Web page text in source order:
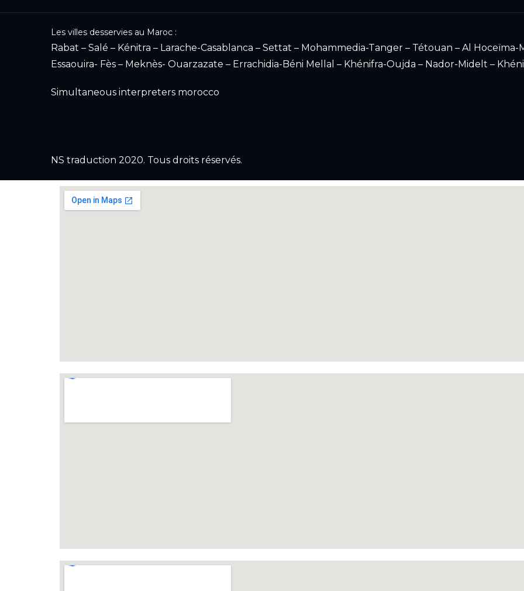
Les villes desservies au Maroc :
Rabat – Salé – Kénitra – Larache-Casablanca – Settat – Mohammedia-Tanger – Tétouan – Al
Essaouira- Fès – Meknès- Ouarzazate – Errachidia-Béni Mellal – Khénifra-Oujda – Nador-Midelt –
Simultaneous interpreters morocco
NS traduction 2020. Tous droits réservés.